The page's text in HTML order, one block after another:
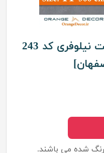
ابزار گلویی حاشیه 11 سانت نیلوفری کد 243
شده می باشند.